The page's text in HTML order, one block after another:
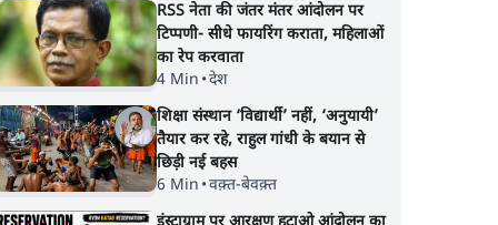
RSS नेता की जंतर मंतर आंदोलन पर
टिप्पणी- सीधे फायरिंग कराता, महिलाओं
का रेप करवाता
4 Min •देश
शिक्षा संस्थान ‘विद्यार्थी’ नहीं, ‘अनुयायी’
तैयार कर रहे, राहुल गांधी के बयान से
छिड़ी नई बहस
6 Min •वक़्त-बेवक़्त